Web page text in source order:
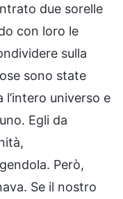
due sorelle
con loro le
sulla
sono state
l’intero universo e
Egli da
Però,
Se il nostro